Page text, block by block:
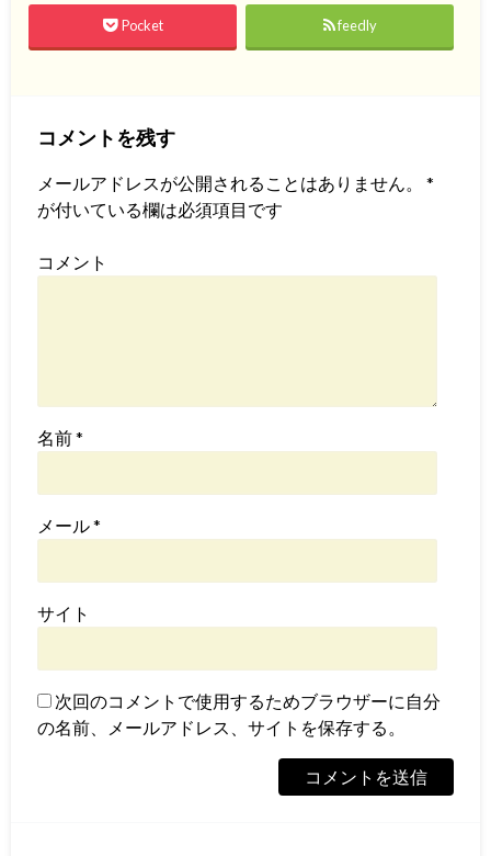
Pocket feedly
コメントを残す
メールアドレスが公開されることはありません。
*
が付いている欄は必須項目です
コメント
名前*
メール*
サイト
次回のコメントで使用するためブラウザーに自分
の名前、メールアドレス、サイトを保存する。